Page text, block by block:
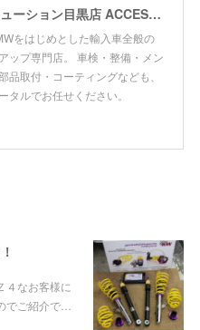
アクセスエボリューション目黒店 ACCESS EVOLUTION MEGURO
をはじめとした輸入車全般の
ップ専門店。 車検・整備・メン
品取付・コーティングなども、
タルでお任せください。
４なお客様に
でご紹介で…